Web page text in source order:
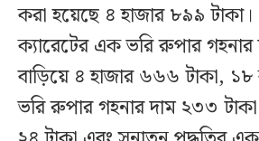
করা হয়েছে ৪ হাজার ৮৯৯
ক্যারেটের এক ভরি রুপার গহনার
বাড়িয়ে ৪ হাজার ৬৬৬ টাকা,
ভরি রুপার গহনার দাম ২৩৩ টাকা